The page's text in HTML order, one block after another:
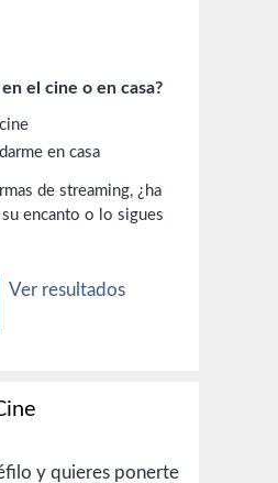
el cine o en casa?
en casa
de streaming, ¿ha
o lo sigues
Ver resultados
y quieres ponerte